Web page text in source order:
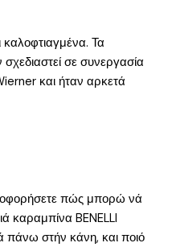
καλοφτιαγμένα. Τα
σε συνεργασία
και ήταν αρκετά
πώς μπορώ νά
καραμπίνα BENELLI
πάνω στήν κάνη, και ποιό